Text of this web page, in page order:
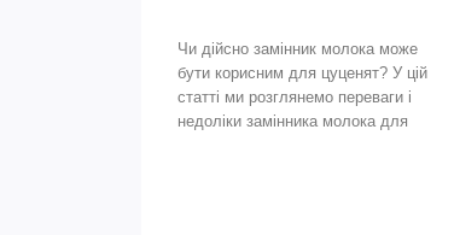
Чи дійсно замінник молока може
бути корисним для цуценят? У цій
статті ми розглянемо переваги і
недоліки замінника молока для